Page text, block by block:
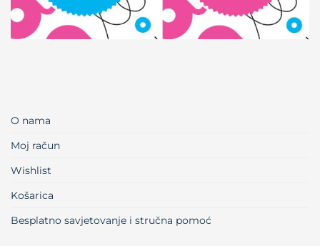
O nama
Moj račun
Wishlist
Košarica
Besplatno savjetovanje i stručna pomoć